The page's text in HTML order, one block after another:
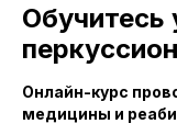
Обучитесь
Онлайн-курс
медицины и